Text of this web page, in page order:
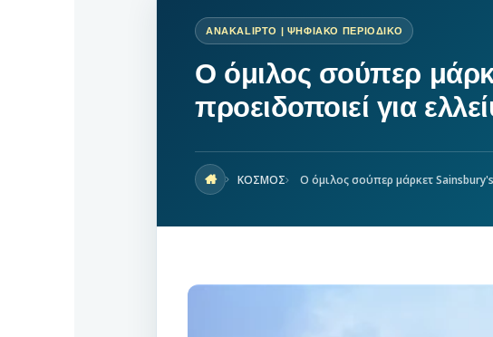
Ο όμιλος σούπερ
προειδοποιεί για
ΚΟΣΜΟΣ Ο όμιλος σούπερ μάρκετ